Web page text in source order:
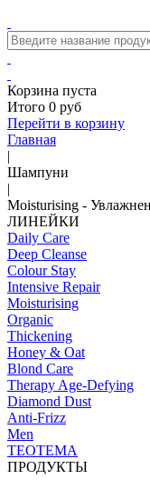
Корзина пуста
Итого 0 руб
Перейти в корзину
Главная
|
Шампуни
|
Moisturising -
ЛИНЕЙКИ
Daily Care
Deep Cleanse
Colour Stay
Intensive Repair
Moisturising
Organic
Thickening
Honey & Oat
Blond Care
Therapy Age-Defying
Diamond Dust
Anti-Frizz
Men
TEOTEMA
ПРОДУКТЫ